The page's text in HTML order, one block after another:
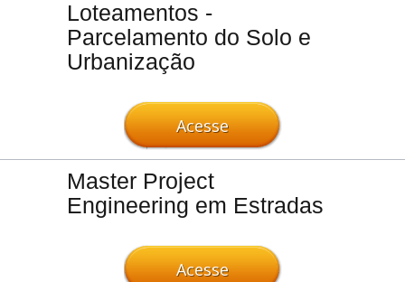
Loteamentos -
Parcelamento do Solo e
Urbanização
Acesse
Master Project
Engineering em Estradas
Acesse